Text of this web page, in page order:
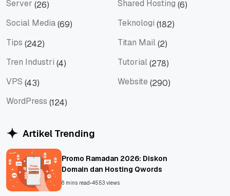
Server (26) Shared Hosting (6)
Social Media(69) Teknologi (182)
Tips (242) Titan Mail(2)
Tren Industri (4) Tutorial(278)
VPS (43) Website (290)
WordPress (124)
Artikel Trending
Promo Ramadan 2026: Diskon
Domain dan Hosting Qwords
6 mins read•4553 views